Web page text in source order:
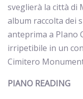
sveglierà la città di
album raccolta dei
anteprima a PIano
irripetibile in un
Cimitero
PIANO READING